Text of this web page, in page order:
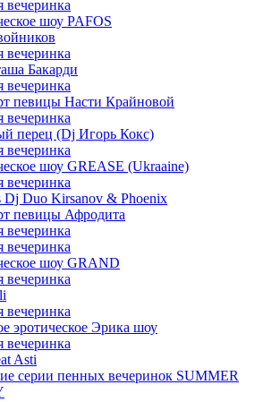
вечеринка
шоу PAFOS
вечеринка
Бакарди
вечеринка
певицы Насти Крайновой
вечеринка
перец (Dj Игорь Кокс)
вечеринка
шоу GREASE (Ukraaine)
вечеринка
Dj Duo Kirsanov & Phoenix
певицы Афродита
вечеринка
вечеринка
шоу GRAND
вечеринка
вечеринка
эротическое Эрика шоу
вечеринка
Asti
серии пенных вечеринок SUMMER